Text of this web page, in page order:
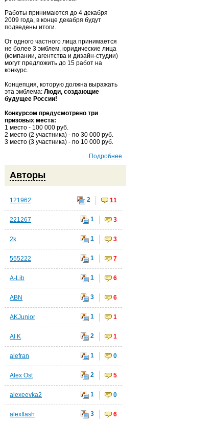
Работы принимаются до 4 декабря
2009 года, в конце декабря будут
подведены итоги.
От одного частного лица принимается
не более 3 эмблем, юридические лица
(компании, агентства и дизайн-студии)
могут предложить до 15 работ на
конкурс.
Концепция, которую должна выражать
эта эмблема: Люди, создающие
будущее России!
Конкурсом предусмотрено три
призовых места:
1 место - 100 000 руб.
2 место (2 участника) - по 30 000 руб.
3 место (3 участника) - по 10 000 руб.
Подробнее
Авторы
121962 2 11
221267 1 3
2k 1 3
555222 1 7
A-Lib 1 6
ABN 3 6
AKJunior 1 1
Al K 2 1
alefran 1 0
Alex Ost 2 5
alexeevka2 1 0
alexflash 3 6